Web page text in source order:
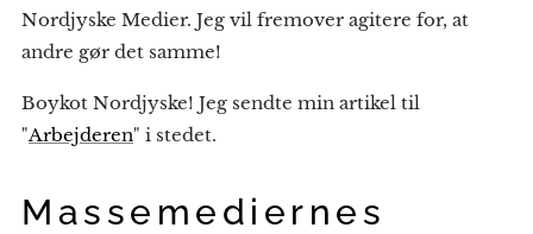
Nordjyske Medier. Jeg vil fremover agitere for, at
andre gør det samme!
Boykot Nordjyske! Jeg sendte min artikel til
"Arbejderen" i stedet.
Massemediernes